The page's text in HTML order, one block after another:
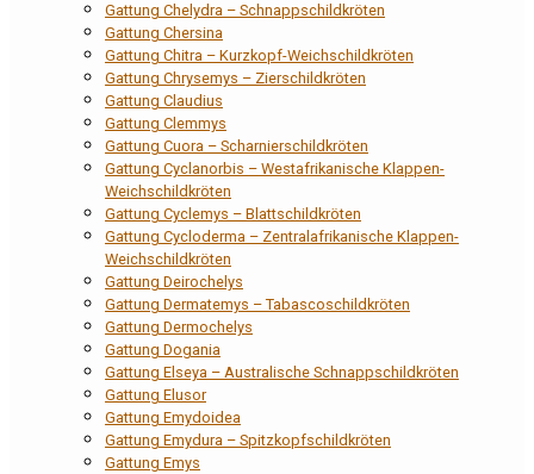
Gattung Chelydra – Schnappschildkröten
Gattung Chersina
Gattung Chitra – Kurzkopf-Weichschildkröten
Gattung Chrysemys – Zierschildkröten
Gattung Claudius
Gattung Clemmys
Gattung Cuora – Scharnierschildkröten
Gattung Cyclanorbis – Westafrikanische Klappen-
Weichschildkröten
Gattung Cyclemys – Blattschildkröten
Gattung Cycloderma – Zentralafrikanische Klappen-
Weichschildkröten
Gattung Deirochelys
Gattung Dermatemys – Tabascoschildkröten
Gattung Dermochelys
Gattung Dogania
Gattung Elseya – Australische Schnappschildkröten
Gattung Elusor
Gattung Emydoidea
Gattung Emydura – Spitzkopfschildkröten
Gattung Emys